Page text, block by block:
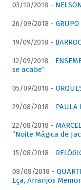
03/10/2018 -
26/09/2018 -
19/09/2018 -
12/09/2018 -
se acabe”
05/09/2018 -
29/08/2018 - PAULA
22/08/2018 -
“Noite Mágica de
15/08/2018 -
08/08/2018 -
Eça, Arranjos